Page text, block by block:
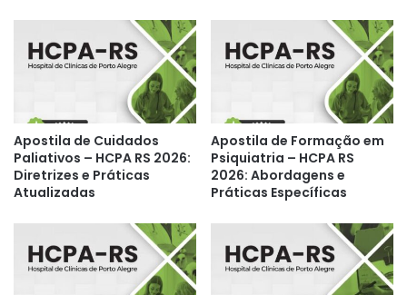
Apostila de Cuidados
Paliativos – HCPA RS 2026:
Diretrizes e Práticas
Atualizadas
Apostila de Formação em
Psiquiatria – HCPA RS
2026: Abordagens e
Práticas Específicas